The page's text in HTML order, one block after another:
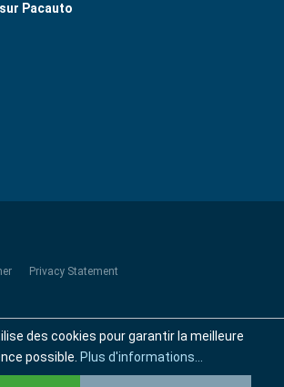
Pacauto
Privacy Statement
des cookies pour garantir la meilleure
possible. Plus d'informations...